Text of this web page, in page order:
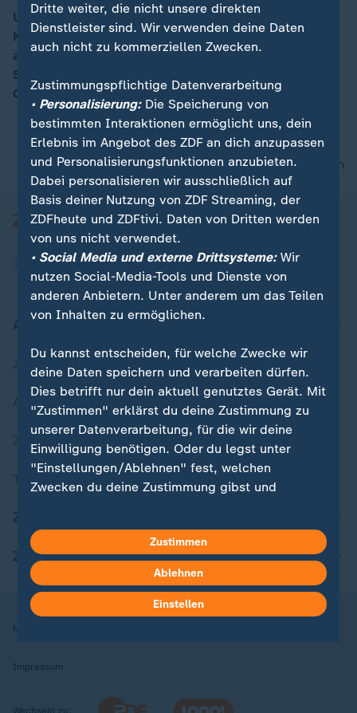
00:16
US-Präsident Joe Biden hat den Republikanern im
Kongress in seiner Rede zur Lage der Nation die Hand
ausgestreckt und sie zur Zusammenarbeit aufgerufen.
Sehen sie hier die komplette Rede im englischen
Original.
nach oben
Zuletzt veröffentlicht
Aktuelle Sendungs-Videos
ZDFheute Stories
Themen im Überblick
ZDFheute Apps
Nutzungsbedingungen
Impressum
Wechseln zu:
Dritte weiter, die nicht unsere direkten
Dienstleister sind. Wir verwenden deine Daten
auch nicht zu kommerziellen Zwecken.
Zustimmungspflichtige Datenverarbeitung
• Personalisierung:Die Speicherung von
bestimmten Interaktionen ermöglicht uns, dein
Erlebnis im Angebot des ZDF an dich anzupassen
und Personalisierungsfunktionen anzubieten.
Dabei personalisieren wir ausschließlich auf
Basis deiner Nutzung von ZDF Streaming, der
ZDFheute und ZDFtivi. Daten von Dritten werden
von uns nicht verwendet.
• Social Media und externe Drittsysteme:Wir
nutzen Social-Media-Tools und Dienste von
anderen Anbietern. Unter anderem um das Teilen
von Inhalten zu ermöglichen.
Du kannst entscheiden, für welche Zwecke wir
deine Daten speichern und verarbeiten dürfen.
Dies betrifft nur dein aktuell genutztes Gerät. Mit
"Zustimmen" erklärst du deine Zustimmung zu
unserer Datenverarbeitung, für die wir deine
Einwilligung benötigen. Oder du legst unter
"Einstellungen/Ablehnen" fest, welchen
Zwecken du deine Zustimmung gibst und
in deinen Einstellungen widerrufen oder ändern.
Hier findest du das Impressum.
Weitere Informationen findest du in unserer
Datenschutzerklärung.
Zustimmen
Ablehnen
Einstellen